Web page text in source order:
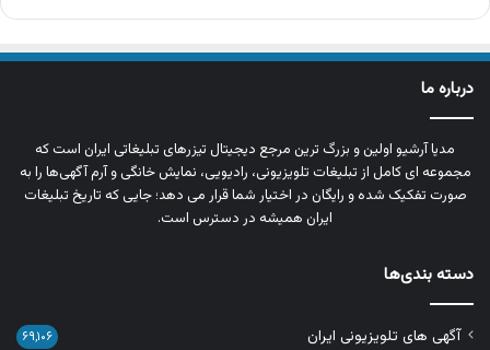
درباره ما
مدیا آرشیو اولین و بزرگ‌ ترین مرجع دیجیتال تیزرهای تبلیغاتی ایران است که
مجموعه‌ ای کامل از تبلیغات تلویزیونی، رادیویی، نمایش خانگی و آرم‌ آگهی‌ها را به‌
صورت تفکیک‌ شده و رایگان در اختیار شما قرار می‌ دهد؛ جایی که تاریخ تبلیغات
ایران همیشه در دسترس است.
دسته بندی‌ها
آگهی های تلویزیونی ایران ۶۹,۱۰۶